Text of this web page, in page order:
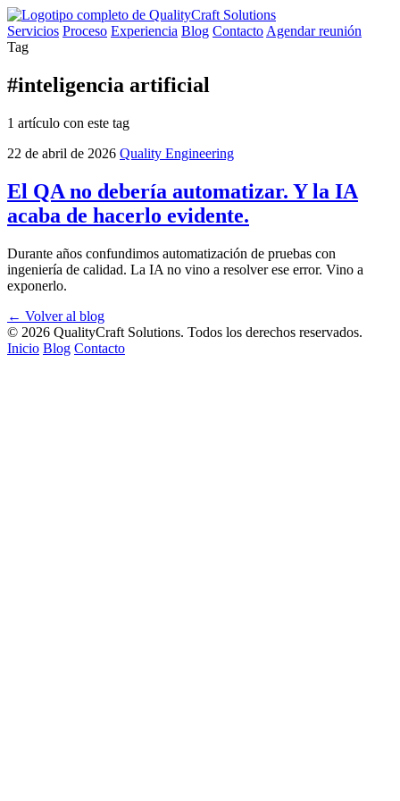
Servicios Proceso Experiencia Blog Contacto Agendar reunión
Tag
#inteligencia artificial
1 artículo con este tag
22 de abril de 2026 Quality Engineering
El QA no debería automatizar. Y la IA
acaba de hacerlo evidente.
Durante años confundimos automatización de pruebas con
ingeniería de calidad. La IA no vino a resolver ese error. Vino a
exponerlo.
← Volver al blog
© 2026 QualityCraft Solutions. Todos los derechos reservados.
Inicio Blog Contacto